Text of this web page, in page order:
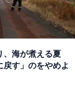
、海が煮える夏
す」のをやめよ